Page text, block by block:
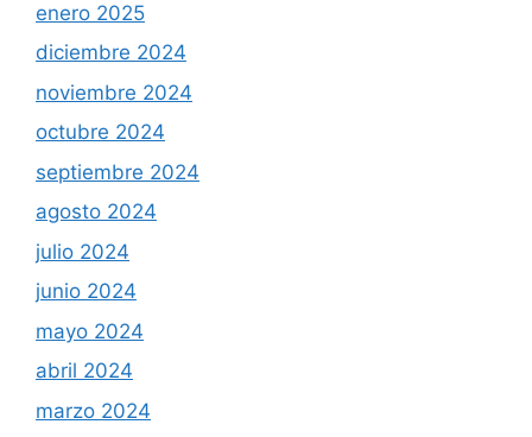
enero 2025
diciembre 2024
noviembre 2024
octubre 2024
septiembre 2024
agosto 2024
julio 2024
junio 2024
mayo 2024
abril 2024
marzo 2024